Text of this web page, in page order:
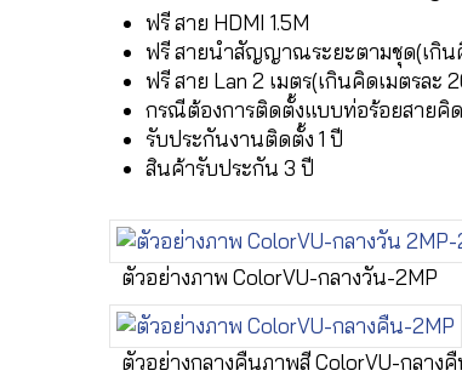
ฟรี สาย HDMI 1.5M
ฟรี สายนำสัญญาณระยะตามชุด(เกิน
ฟรี สาย Lan 2 เมตร(เกินคิดเมตรละ
กรณีต้องการติดตั้งแบบท่อร้อยสายคิ
รับประกันงานติดตั้ง 1 ปี
สินค้ารับประกัน 3 ปี
ตัวอย่างภาพ ColorVU-กลางวัน-2MP
ตัวอย่างกลางคืนภาพสี ColorVU-กลาง